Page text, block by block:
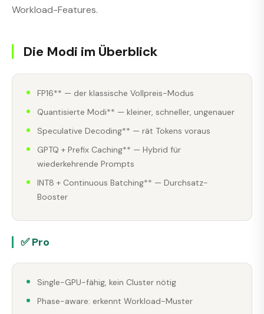
Workload-Features.
Die Modi im Überblick
FP16** — der klassische Vollpreis-Modus
Quantisierte Modi** — kleiner, schneller, ungenauer
Speculative Decoding** — rät Tokens voraus
GPTQ + Prefix Caching** — Hybrid für
wiederkehrende Prompts
INT8 + Continuous Batching** — Durchsatz-
Booster
✅ Pro
Single-GPU-fähig, kein Cluster nötig
Phase-aware: erkennt Workload-Muster